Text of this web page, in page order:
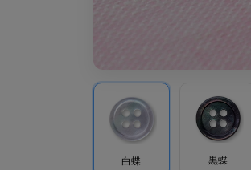
白蝶 黒蝶